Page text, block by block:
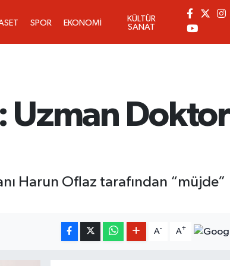
SPOR EKONOMİ
KÜLTÜR
SANAT
Uzman Doktor
Harun Oflaz tarafından “müjde”
A- A+